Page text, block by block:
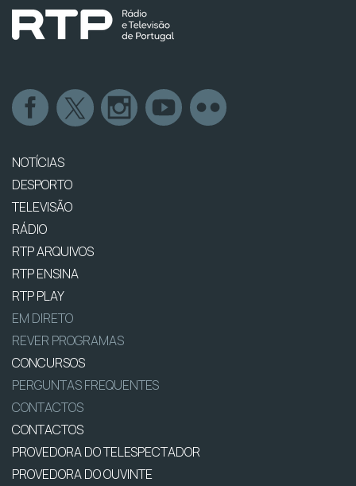
NOTÍCIAS
DESPORTO
TELEVISÃO
RÁDIO
RTP ARQUIVOS
RTP ENSINA
RTP PLAY
EM DIRETO
REVER PROGRAMAS
CONCURSOS
PERGUNTAS FREQUENTES
CONTACTOS
CONTACTOS
PROVEDORA DO TELESPECTADOR
PROVEDORA DO OUVINTE